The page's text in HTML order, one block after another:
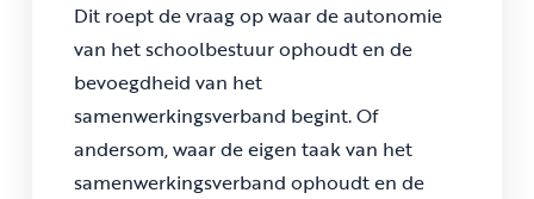
Dit roept de vraag op waar de autonomie
van het schoolbestuur ophoudt en de
bevoegdheid van het
samenwerkingsverband begint. Of
andersom, waar de eigen taak van het
samenwerkingsverband ophoudt en de